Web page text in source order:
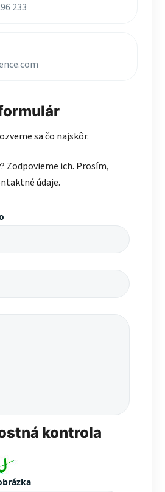
233
sa čo najskôr.
Zodpovieme ich. Prosím,
údaje.
kontrola